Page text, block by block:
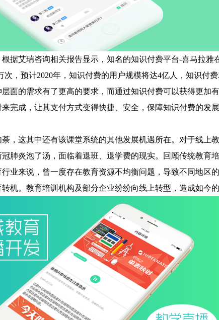
据艾瑞咨询相关报告显示，知名的知识付费平台-喜马拉雅
，预计2020年，知识付费的用户规模将达4亿人，知识付
面的需求有了更高的要求，而通过知识付费可以获得更加
完成，让其支付方式变得快捷、安全，保障知识付费的发
，这其中还有该课堂系统的其他发展机遇所在。对于线上
肺炎泡了汤，面临着退班、退学费的现实。回顾传统教育
业来说，曾一度存在教育资源不均衡问题，导致不同地区
机。教育培训机构及部分企业纷纷向线上转型，造成如今的